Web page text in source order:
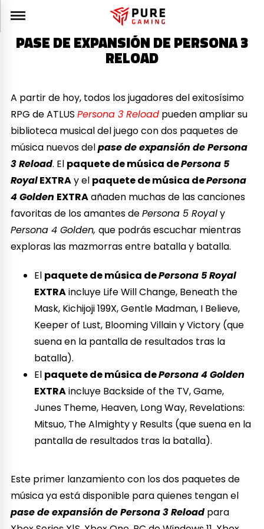
PASE DE EXPANSIÓN DE PERSONA 3
RELOAD
A partir de hoy, todos los jugadores del exitosísimo
RPG de ATLUSPersona 3 Reload pueden ampliar su
biblioteca musical del juego con dos paquetes de
música nuevos delpase de expansión de Persona
3 Reload. El paquete de música dePersona 5
RoyalEXTRAy el paquete de música dePersona
4 Golden EXTRAañaden muchas de las canciones
favoritas de los amantes dePersona 5 Royaly
Persona 4 Golden,que podrás escuchar mientras
exploras las mazmorras entre batalla y batalla.
El paquete de música dePersona 5 Royal
EXTRAincluye Life Will Change, Beneath the
Mask, Kichijoji 199X, Gentle Madman, I Believe,
Keeper of Lust, Blooming Villain y Victory (que
suena en la pantalla de resultados tras la
batalla).
El paquete de música dePersona 4 Golden
EXTRAincluye Backside of the TV, Game,
Junes Theme, Heaven, Long Way, Revelations:
Mitsuo, The Almighty y Results (que suena en la
pantalla de resultados tras la batalla).
Este primer lanzamiento con los dos paquetes de
música ya está disponible para quienes tengan el
pase de expansión de Persona 3 Reload para